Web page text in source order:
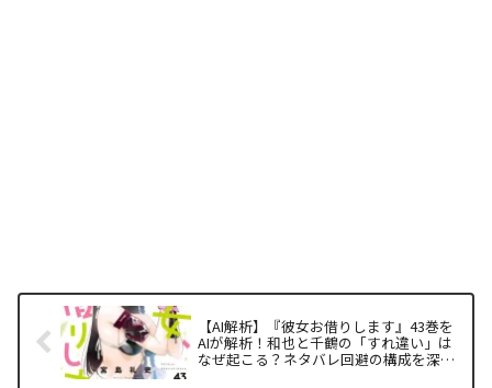
【AI解析】『彼女お借りします』43巻を
AIが解析！和也と千鶴の「すれ違い」は
なぜ起こる？ネタバレ回避の構成を深堀